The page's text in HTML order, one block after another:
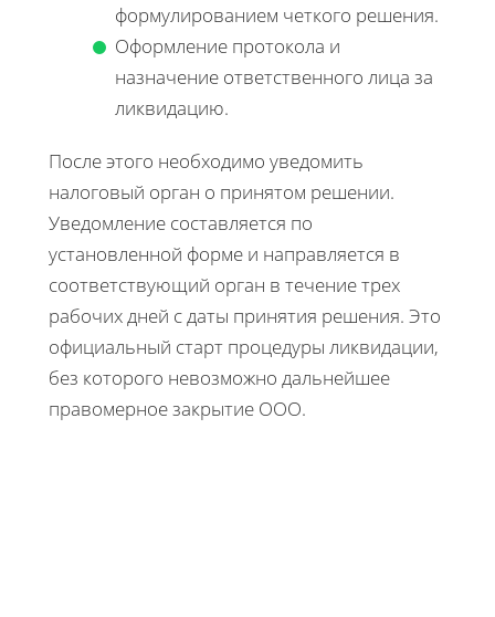
формулированием четкого решения.
Оформление протокола и
назначение ответственного лица за
ликвидацию.
После этого необходимо уведомить
налоговый орган о принятом решении.
Уведомление составляется по
установленной форме и направляется в
соответствующий орган в течение трех
рабочих дней с даты принятия решения. Это
официальный старт процедуры ликвидации,
без которого невозможно дальнейшее
правомерное закрытие ООО.